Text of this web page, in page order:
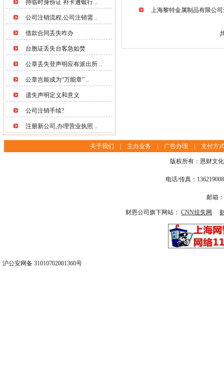
持临时身份证 补卡遭银行 ..
公司注销流程,公司注销需 ..
借款合同丢失咋办
台胞证丢失台客急如焚
公章丢失登声明应有派出所 ..
公章岂能成为“万能章” ..
遗失声明定义和意义
公司注销手续?
注册新公司,办理营业执照 ..
上海黎特金属制品有限公
关于我们 | 主办业务 | 广告办理 |支付方
版权所有：恩财文
电话/传真：
邮箱
财恩公司旗下网站：CNN挂失网
沪公安网备 31010702001360号